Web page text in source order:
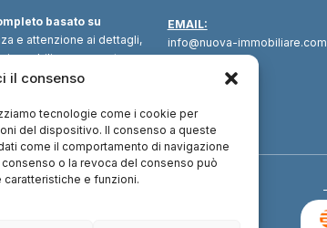
il consenso
tecnologie come i cookie per
del dispositivo. Il consenso a queste
come il comportamento di navigazione
o la revoca del consenso può
e funzioni.
basato su
e attenzione ai dettagli,
immobiliare, supporto
Un unico
EMAIL:
info@nuova-immobiliare.com